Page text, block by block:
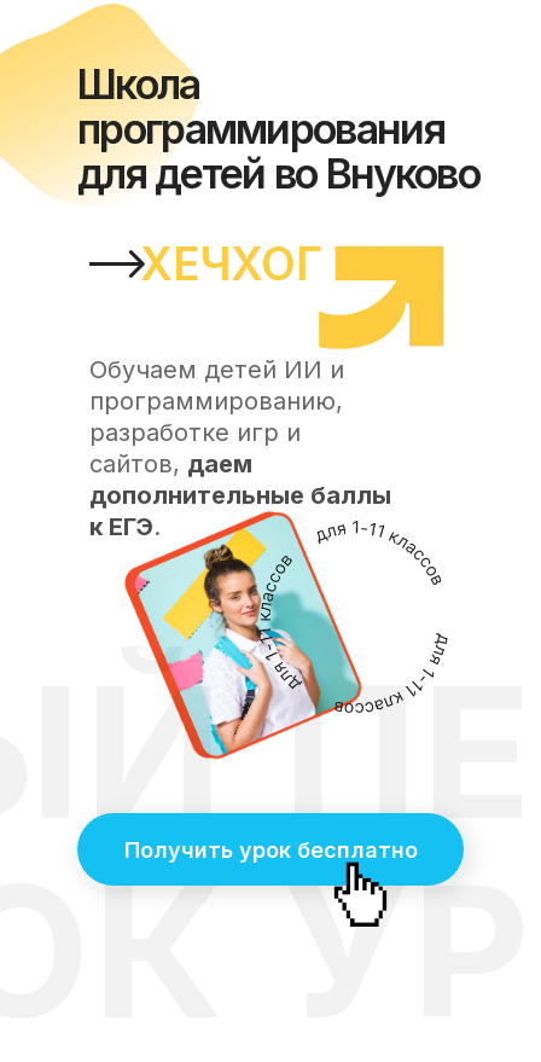
Школа
программирования
для детей во Внуково
ХЕЧХОГ
Обучаем детей ИИ и
программированию,
разработке игр и
сайтов, даем
дополнительные баллы
к ЕГЭ.
Получить урок бесплатно